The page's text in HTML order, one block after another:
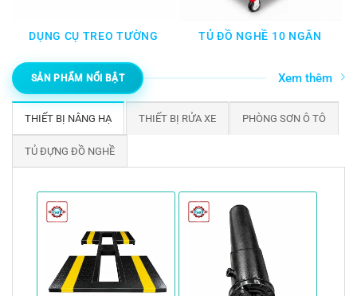
DỤNG CỤ TREO TƯỜNG TỦ ĐỒ NGHỀ 10 NGĂN
SẢN PHẨM NỔI BẬT Xem thêm
THIẾT BỊ NÂNG HẠ THIẾT BỊ RỬA XE PHÒNG SƠN Ô TÔ
TỦ ĐỰNG ĐỒ NGHỀ